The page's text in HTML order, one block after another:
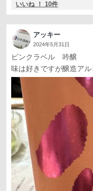
いいね ！ 10件
アッキー
2024年5月31日
ピンクラベル 吟醸
味は好きですが醸造アル